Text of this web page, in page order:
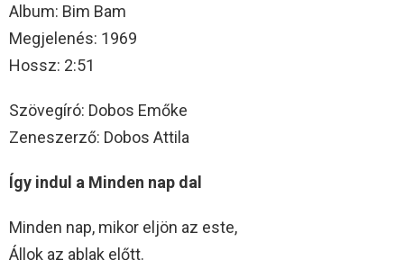
Album: Bim Bam
Megjelenés: 1969
Hossz: 2:51
Szövegíró: Dobos Emőke
Zeneszerző: Dobos Attila
Így indul a Minden nap dal
Minden nap, mikor eljön az este,
Állok az ablak előtt.